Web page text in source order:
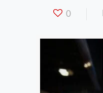
0